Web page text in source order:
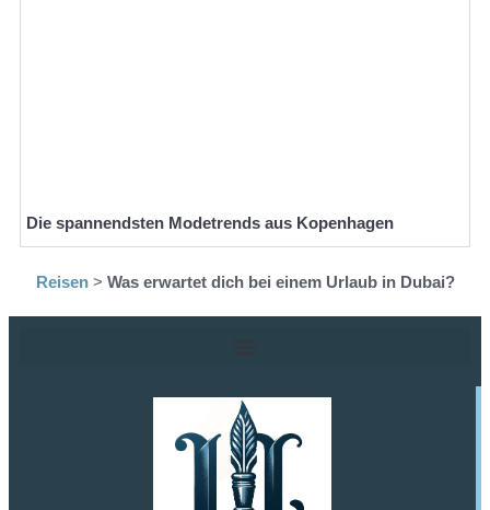
Die spannendsten Modetrends aus Kopenhagen
Reisen> Was erwartet dich bei einem Urlaub in Dubai?